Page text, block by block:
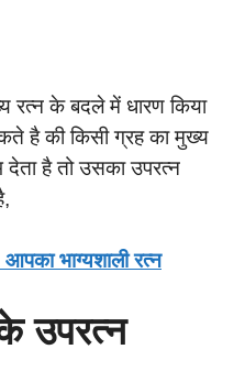
रत्न के बदले में धारण किया
है की किसी ग्रह का मुख्य
है तो उसका उपरत्न
भाग्यशाली रत्न
उपरत्न